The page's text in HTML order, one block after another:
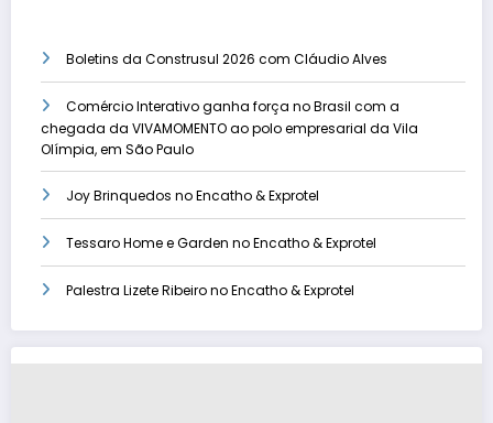
Boletins da Construsul 2026 com Cláudio Alves
Comércio Interativo ganha força no Brasil com a
chegada da VIVAMOMENTO ao polo empresarial da Vila
Olímpia, em São Paulo
Joy Brinquedos no Encatho & Exprotel
Tessaro Home e Garden no Encatho & Exprotel
Palestra Lizete Ribeiro no Encatho & Exprotel